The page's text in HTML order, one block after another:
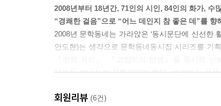
2008년부터 18년간, 71인의 시인, 84인의 화가, 수
“경쾌한 걸음”으로 “어느 데인지 참 좋은 데”를
2008년 문학동네는 가라앉은 ‘동시문단에 신선한
안도현)는 생각으로 문학동네동시집 시리즈를 기
새로운 에너지로 꿈틀거리게 했다. 변방에서 묵
그리고 마침내 2026년 문학동네동시집 시리즈
회원리뷰 (6건)